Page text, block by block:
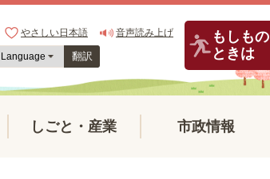
やさしい日本語 音声読み上げ
翻訳
もしもの
ときは
しごと・産業 市政情報